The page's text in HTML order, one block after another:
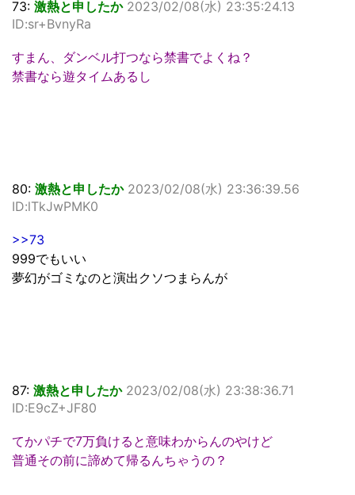
73: 激熱と申したか 2023/02/08(水) 23:35:24.13
ID:sr+BvnyRa
すまん、ダンベル打つなら禁書でよくね？
禁書なら遊タイムあるし
80: 激熱と申したか 2023/02/08(水) 23:36:39.56
ID:lTkJwPMK0
>>73
999でもいい
夢幻がゴミなのと演出クソつまらんが
87: 激熱と申したか 2023/02/08(水) 23:38:36.71
ID:E9cZ+JF80
てかパチで7万負けると意味わからんのやけど
普通その前に諦めて帰るんちゃうの？